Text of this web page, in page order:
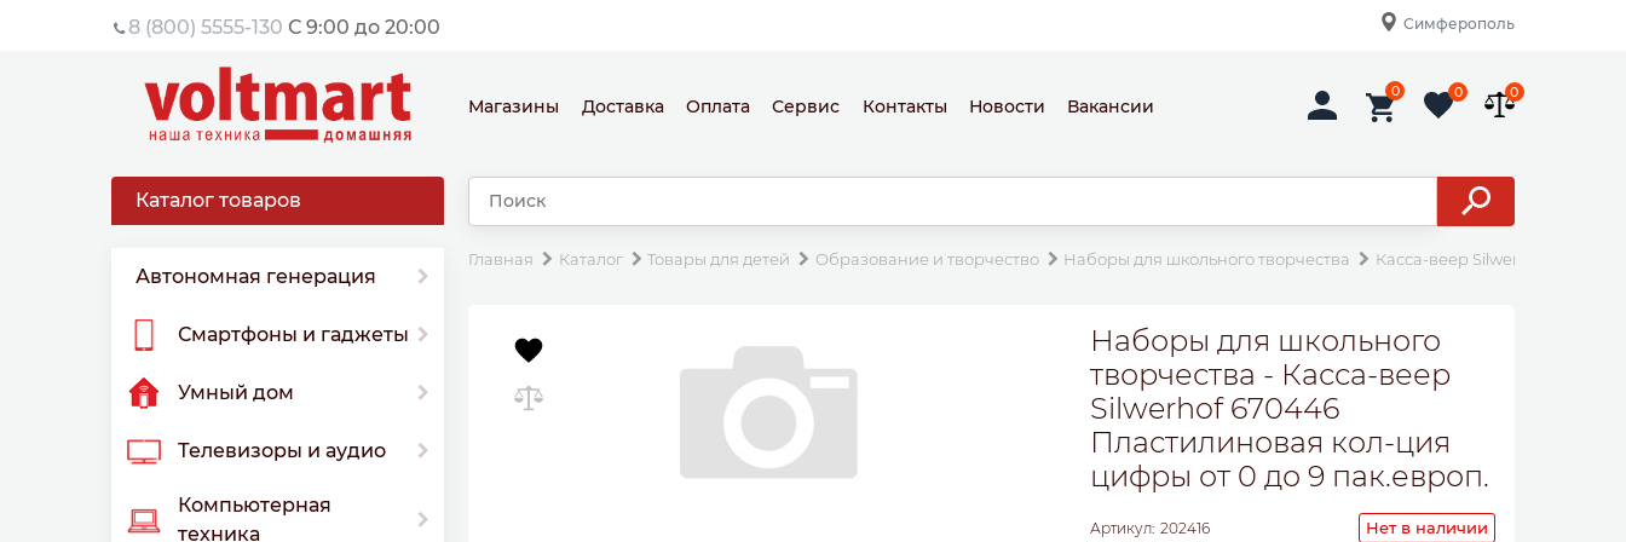
8 (800) 5555-130 С 9:00 до 20:00 Симферополь
Магазины Доставка Оплата Сервис Контакты Новости Вакансии
0 0 0
Каталог товаров
Автономная генерация
Смартфоны и гаджеты
Умный дом
Телевизоры и аудио
Компьютерная
техника
Главная Каталог Товары для детей Образование и творчество Наборы для школьного творчества Касса-веер Silwerhof 670446
Наборы для школьного
творчества - Касса-веер
Silwerhof 670446
Пластилиновая кол-ция
цифры от 0 до 9 пак.европ.
Артикул: 202416 Нет в наличии